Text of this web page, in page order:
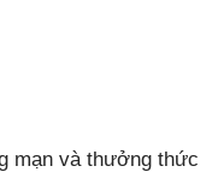
mạn và thưởng thức